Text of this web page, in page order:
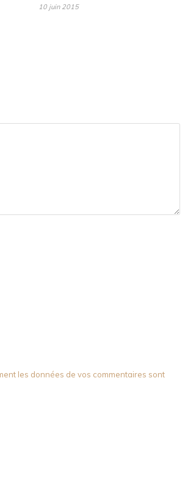
10 juin 2015
les données de vos commentaires sont